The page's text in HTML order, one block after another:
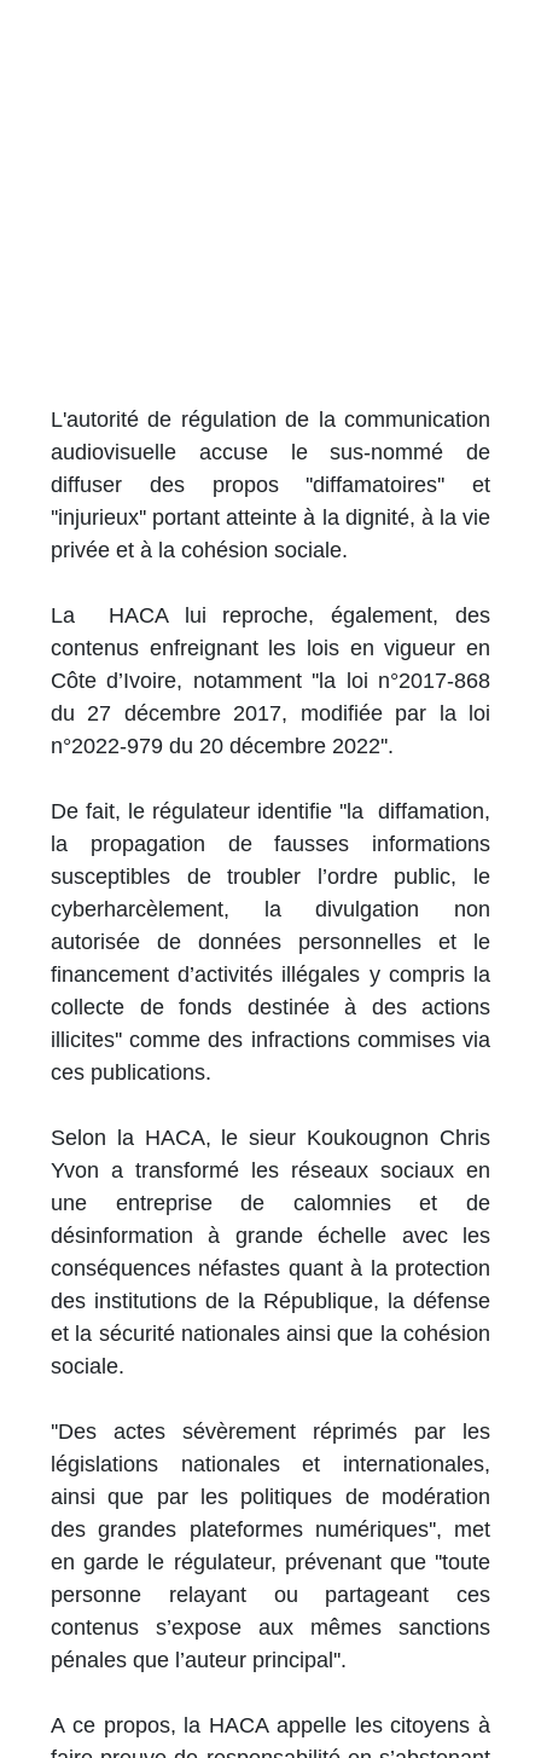
L'autorité de régulation de la communication
audiovisuelle accuse le sus-nommé de
diffuser des propos ''diffamatoires'' et
''injurieux'' portant atteinte à la dignité, à la vie
privée et à la cohésion sociale.
La HACA lui reproche, également, des
contenus enfreignant les lois en vigueur en
Côte d’Ivoire, notamment ''la loi n°2017-868
du 27 décembre 2017, modifiée par la loi
n°2022-979 du 20 décembre 2022''.
De fait, le régulateur identifie ''la diffamation,
la propagation de fausses informations
susceptibles de troubler l’ordre public, le
cyberharcèlement, la divulgation non
autorisée de données personnelles et le
financement d’activités illégales y compris la
collecte de fonds destinée à des actions
illicites'' comme des infractions commises via
ces publications.
Selon la HACA, le sieur Koukougnon Chris
Yvon a transformé les réseaux sociaux en
une entreprise de calomnies et de
désinformation à grande échelle avec les
conséquences néfastes quant à la protection
des institutions de la République, la défense
et la sécurité nationales ainsi que la cohésion
sociale.
''Des actes sévèrement réprimés par les
législations nationales et internationales,
ainsi que par les politiques de modération
des grandes plateformes numériques'', met
en garde le régulateur, prévenant que ''toute
personne relayant ou partageant ces
contenus s’expose aux mêmes sanctions
pénales que l’auteur principal''.
A ce propos, la HACA appelle les citoyens à